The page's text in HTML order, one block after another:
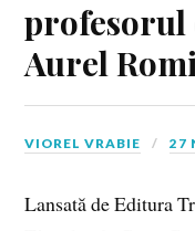
profesorul
Aurel
VIOREL VRABIE 27
Lansată de Editura